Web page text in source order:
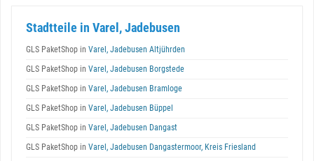
Stadtteile in Varel, Jadebusen
GLS PaketShop in Varel, Jadebusen Altjührden
GLS PaketShop in Varel, Jadebusen Borgstede
GLS PaketShop in Varel, Jadebusen Bramloge
GLS PaketShop in Varel, Jadebusen Büppel
GLS PaketShop in Varel, Jadebusen Dangast
GLS PaketShop in Varel, Jadebusen Dangastermoor, Kreis Friesland